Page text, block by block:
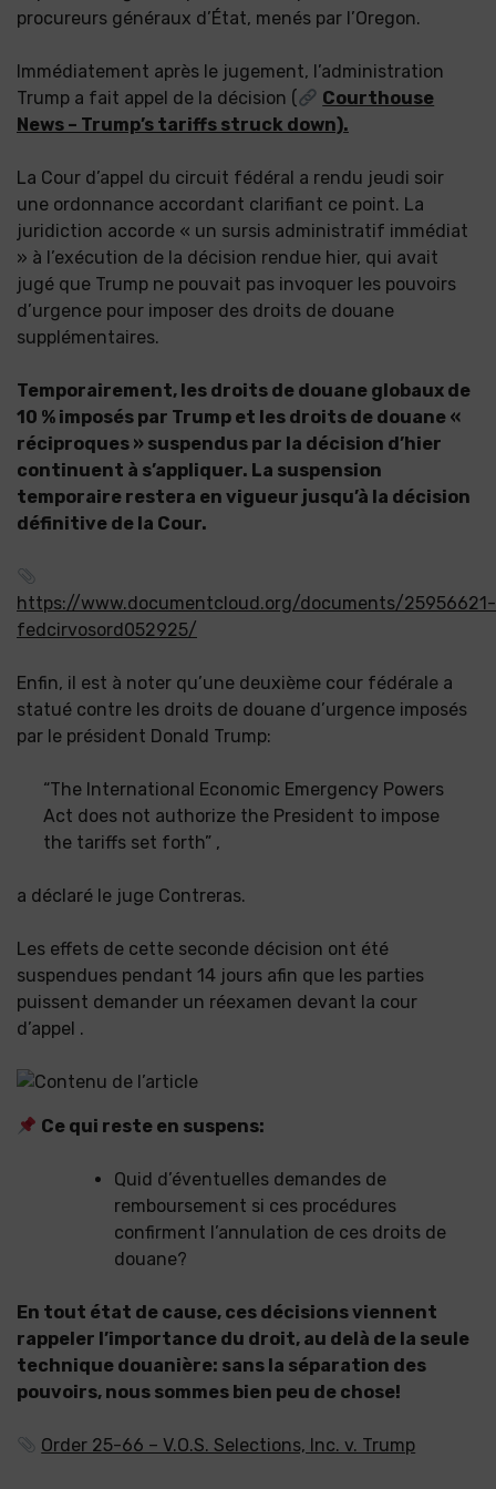
procureurs généraux d’État, menés par l’Oregon.
Immédiatement après le jugement, l’administration
Trump a fait appel de la décision (
Courthouse
News – Trump’s tariffs struck down).
La Cour d’appel du circuit fédéral a rendu jeudi soir
une ordonnance accordant clarifiant ce point. La
juridiction accorde « un sursis administratif immédiat
» à l’exécution de la décision rendue hier, qui avait
jugé que Trump ne pouvait pas invoquer les pouvoirs
d’urgence pour imposer des droits de douane
supplémentaires.
Temporairement, les droits de douane globaux de
10 % imposés par Trump et les droits de douane «
réciproques » suspendus par la décision d’hier
continuent à s’appliquer. La suspension
temporaire restera en vigueur jusqu’à la décision
définitive de la Cour.
https://www.documentcloud.org/documents/25956621-
fedcirvosord052925/
Enfin, il est à noter qu’une deuxième cour fédérale a
statué contre les droits de douane d’urgence imposés
par le président Donald Trump:
“The International Economic Emergency Powers
Act does not authorize the President to impose
the tariffs set forth” ,
a déclaré le juge Contreras.
Les effets de cette seconde décision ont été
suspendues pendant 14 jours afin que les parties
puissent demander un réexamen devant la cour
d’appel .
Ce qui reste en suspens:
Quid d’éventuelles demandes de
remboursement si ces procédures
confirment l’annulation de ces droits de
douane?
En tout état de cause, ces décisions viennent
rappeler l’importance du droit, au delà de la seule
technique douanière: sans la séparation des
pouvoirs, nous sommes bien peu de chose!
Order 25-66 – V.O.S. Selections, Inc. v. Trump